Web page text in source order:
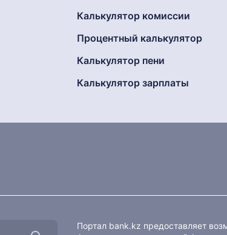
Калькулятор комиссии
Процентный калькулятор
Калькулятор пени
Калькулятор зарплаты
Портал bank.kz предоставляет